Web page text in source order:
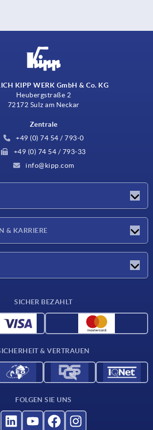
KIPP WERK GmbH & Co. KG
Heubergstraße 2
72172 Sulz am Neckar
Zentrale
+49 (0) 74 54 / 793-0
+49 (0) 74 54 / 793-33
info@kipp.com
& KARRIERE
SICHER BEZAHLT
& VERTRAUEN
FOLGEN SIE UNS